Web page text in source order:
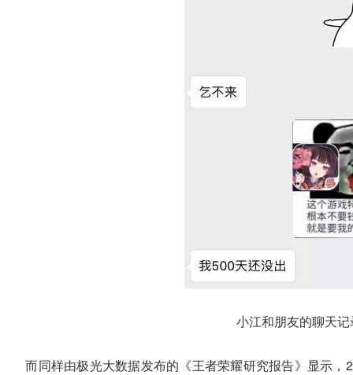
小江和朋友的聊天记
而同样由极光大数据发布的《王者荣耀研究报告》显示，